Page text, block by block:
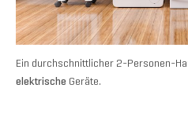
Ein durchschnittlicher 2-Personen-
elektrische Geräte.